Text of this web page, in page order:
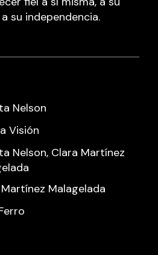
su independencia.
Nelson
Visión
Nelson, Clara Martínez
Malagelada